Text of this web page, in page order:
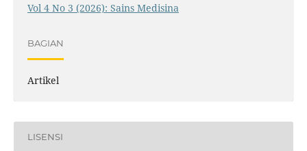
Vol 4 No 3 (2026): Sains Medisina
BAGIAN
Artikel
LISENSI